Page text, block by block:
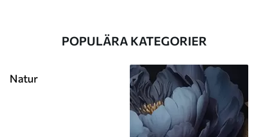
POPULÄRA KATEGORIER
Natur